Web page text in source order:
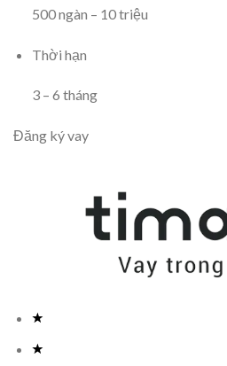
500ngàn – 10triệu
Thời hạn
3– 6 tháng
Đăng ký vay